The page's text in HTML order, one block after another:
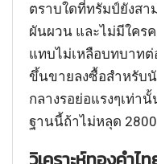
ตราบใดที่ทรัมป์ยังสา
ผันผวน และไม่มีใคร
แทบไม่เหลือบทบาท
ขึ้นขายลงซื้อสำหรับ
กลางรอย่อแรงๆเท่า
ฐานนี้ถ้าไม่หลุด